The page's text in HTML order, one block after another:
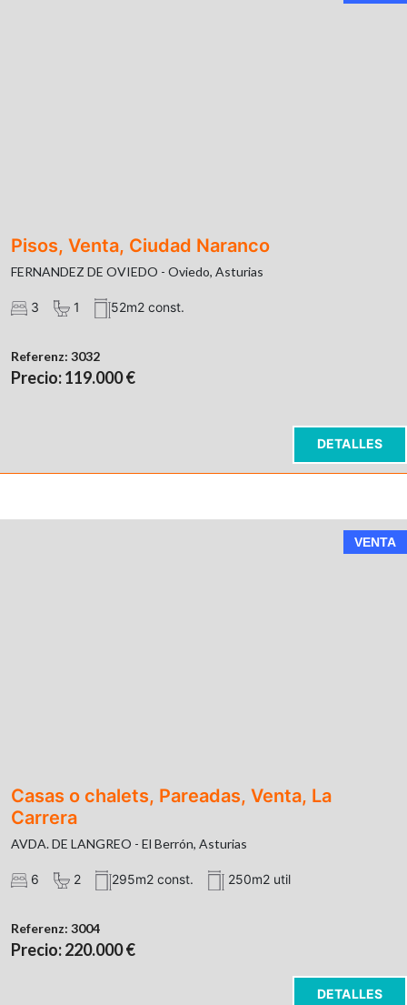
Pisos, Venta, Ciudad Naranco
FERNANDEZ DE OVIEDO - Oviedo, Asturias
3 1 52m2 const.
Referenz: 3032
Precio: 119.000 €
DETALLES
VENTA
Casas o chalets, Pareadas, Venta, La
Carrera
AVDA. DE LANGREO - El Berrón, Asturias
6 2 295m2 const. 250m2 util
Referenz: 3004
Precio: 220.000 €
DETALLES